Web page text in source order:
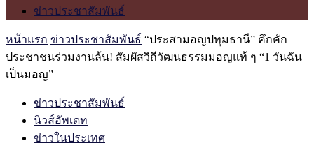
ข่าวประชาสัมพันธ์
หน้าแรก ข่าวประชาสัมพันธ์ “ประสามอญปทุมธานี” คึกคัก
ประชาชนร่วมงานล้น! สัมผัสวิถีวัฒนธรรมมอญแท้ ๆ “1 วันฉัน
เป็นมอญ”
ข่าวประชาสัมพันธ์
นิวส์อัพเดท
ข่าวในประเทศ